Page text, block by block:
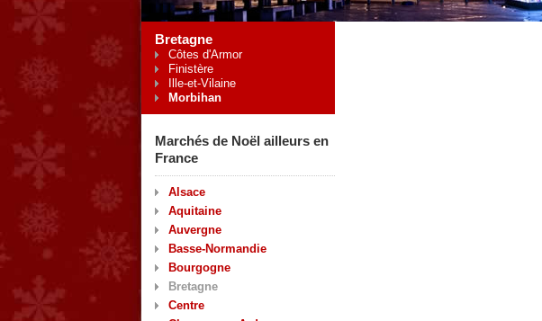
Bretagne
Côtes d'Armor
Finistère
Ille-et-Vilaine
Morbihan
Marchés de Noël ailleurs en
France
Alsace
Aquitaine
Auvergne
Basse-Normandie
Bourgogne
Bretagne
Centre